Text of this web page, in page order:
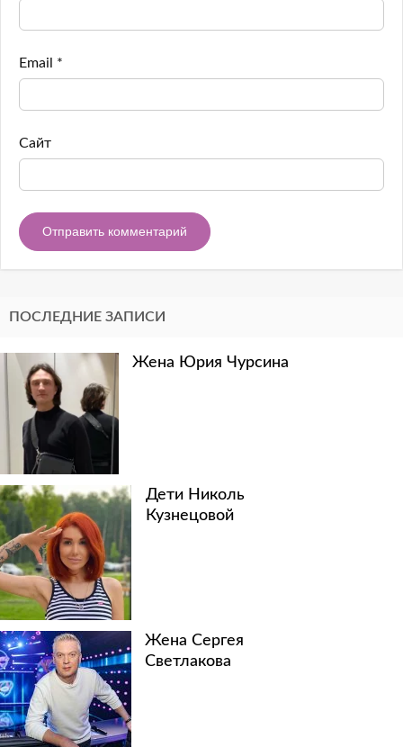
Email *
Сайт
ПОСЛЕДНИЕ ЗАПИСИ
Жена Юрия Чурсина
Дети Николь
Кузнецовой
Жена Сергея
Светлакова